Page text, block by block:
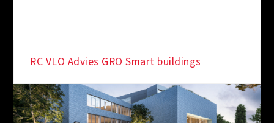
RC VLO Advies GRO Smart buildings